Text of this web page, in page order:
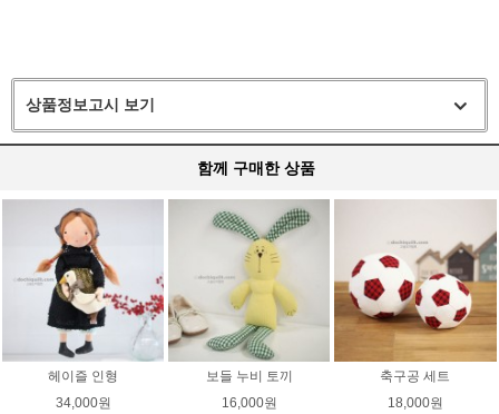
상품정보고시 보기
함께 구매한 상품
헤이즐 인형
34,000원
보들 누비 토끼
16,000원
축구공 세트
18,000원